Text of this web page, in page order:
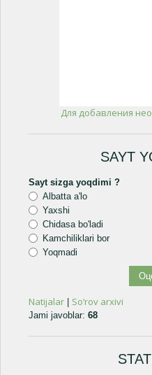
Для добавления
SAYT
Sayt sizga yoqdimi ?
Albatta a'lo
Yaxshi
Chidasa bo'ladi
Kamchiliklari bor
Yoqmadi
Natijalar So‘rov arxivi
Jami javoblar: 68